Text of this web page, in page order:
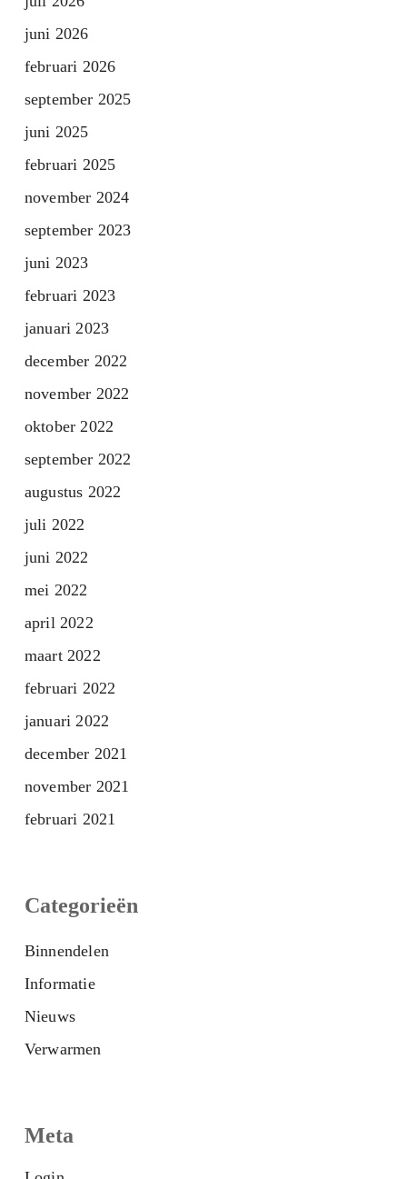
juni 2026
februari 2026
september 2025
juni 2025
februari 2025
november 2024
september 2023
juni 2023
februari 2023
januari 2023
december 2022
november 2022
oktober 2022
september 2022
augustus 2022
juli 2022
juni 2022
mei 2022
april 2022
maart 2022
februari 2022
januari 2022
december 2021
november 2021
februari 2021
Categorieën
Binnendelen
Informatie
Nieuws
Verwarmen
Meta